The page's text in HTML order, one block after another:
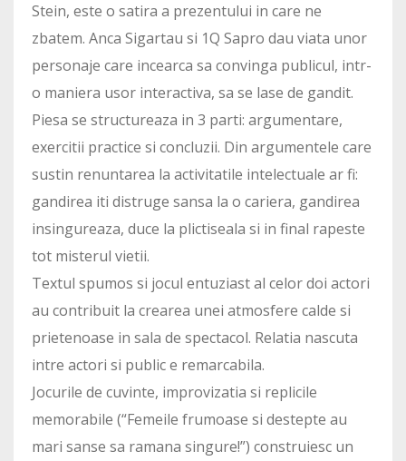
Stein, este o satira a prezentului in care ne
zbatem. Anca Sigartau si 1Q Sapro dau viata unor
personaje care incearca sa convinga publicul, intr-
o maniera usor interactiva, sa se lase de gandit.
Piesa se structureaza in 3 parti: argumentare,
exercitii practice si concluzii. Din argumentele care
sustin renuntarea la activitatile intelectuale ar fi:
gandirea iti distruge sansa la o cariera, gandirea
insingureaza, duce la plictiseala si in final rapeste
tot misterul vietii.
Textul spumos si jocul entuziast al celor doi actori
au contribuit la crearea unei atmosfere calde si
prietenoase in sala de spectacol. Relatia nascuta
intre actori si public e remarcabila.
Jocurile de cuvinte, improvizatia si replicile
memorabile (“Femeile frumoase si destepte au
mari sanse sa ramana singure!”) construiesc un